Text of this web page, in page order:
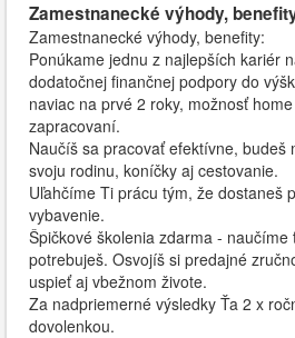
Zamestnanecké výhody,
Zamestnanecké výhody, benefity:
Ponúkame jednu z najlepších kariér
dodatočnej finančnej podpory do
naviac na prvé 2 roky, možnosť
zapracovaní.
Naučíš sa pracovať efektívne, budeš
svoju rodinu, koníčky aj cestovanie.
Uľahčíme Ti prácu tým, že dostaneš
vybavenie.
Špičkové školenia zdarma - naučíme
potrebuješ. Osvojíš si predajné
uspieť aj vbežnom živote.
Za nadpriemerné výsledky Ťa 2 x
dovolenkou.